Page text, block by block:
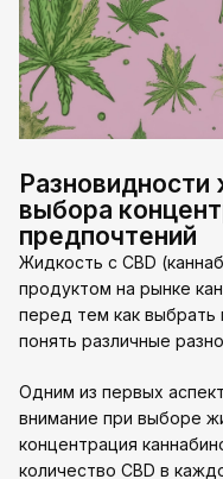
Разновидности
выбора
предпочтений
Жидкость с CBD
продуктом на рынке
перед тем как
понять различные
Одним из первых
внимание при выборе
концентрация
количество CBD в